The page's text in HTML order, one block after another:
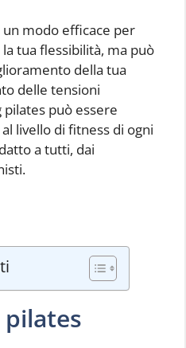
modo efficace per
tua flessibilità, ma può
della tua
delle tensioni
può essere
livello di fitness di ogni
a tutti, dai
pilates